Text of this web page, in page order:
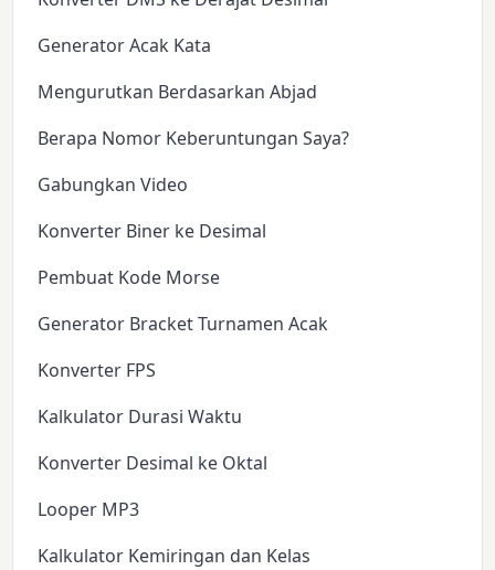
Generator Acak Kata
Mengurutkan Berdasarkan Abjad
Berapa Nomor Keberuntungan Saya?
Gabungkan Video
Konverter Biner ke Desimal
Pembuat Kode Morse
Generator Bracket Turnamen Acak
Konverter FPS
Kalkulator Durasi Waktu
Konverter Desimal ke Oktal
Looper MP3
Kalkulator Kemiringan dan Kelas